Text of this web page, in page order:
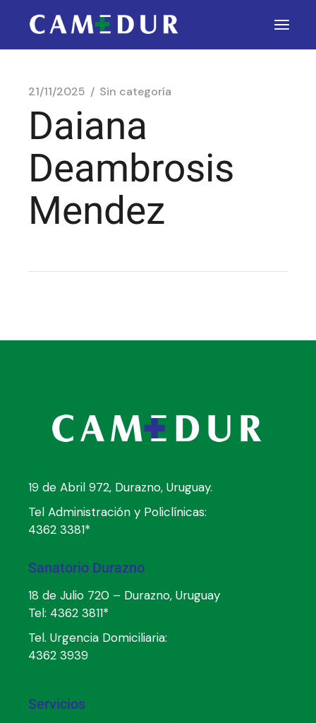
21/11/2025 Sin categoría
Daiana
Deambrosis
Mendez
19 de Abril 972, Durazno, Uruguay.
Tel Administración y Policlínicas:
4362 3381*
Sanatorio Durazno
18 de Julio 720 – Durazno, Uruguay
Tel: 4362 3811*
Tel. Urgencia Domiciliaria:
4362 3939
Servicios